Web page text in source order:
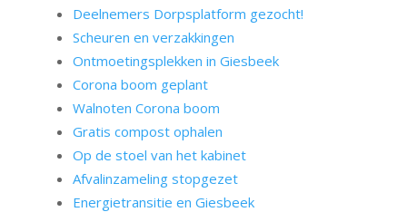
Deelnemers Dorpsplatform gezocht!
Scheuren en verzakkingen
Ontmoetingsplekken in Giesbeek
Corona boom geplant
Walnoten Corona boom
Gratis compost ophalen
Op de stoel van het kabinet
Afvalinzameling stopgezet
Energietransitie en Giesbeek